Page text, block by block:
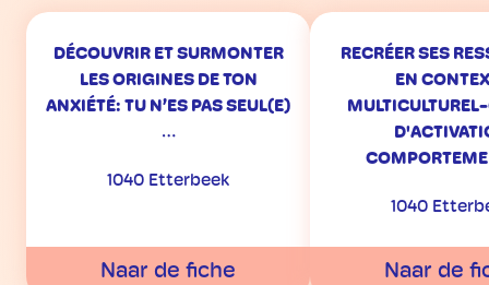
DÉCOUVRIR ET SURMONTER
LES ORIGINES DE TON
ANXIÉTÉ: TU N’ES PAS SEUL(E)
…
1040 Etterbeek
Naar de fiche
RECRÉER SES
EN
1040
Naar de